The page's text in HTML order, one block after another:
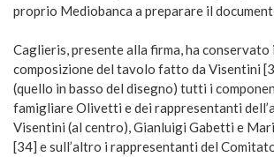
proprio Mediobanca a preparare il
Caglieris, presente alla firma, ha conservato
composizione del tavolo fatto da Visentini
(quello in basso del disegno) tutti i
famigliare Olivetti e dei rappresentanti
Visentini (al centro), Gianluigi Gabetti e
[34] e sull’altro i rappresentanti del